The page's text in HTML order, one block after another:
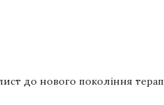
до нового покоління